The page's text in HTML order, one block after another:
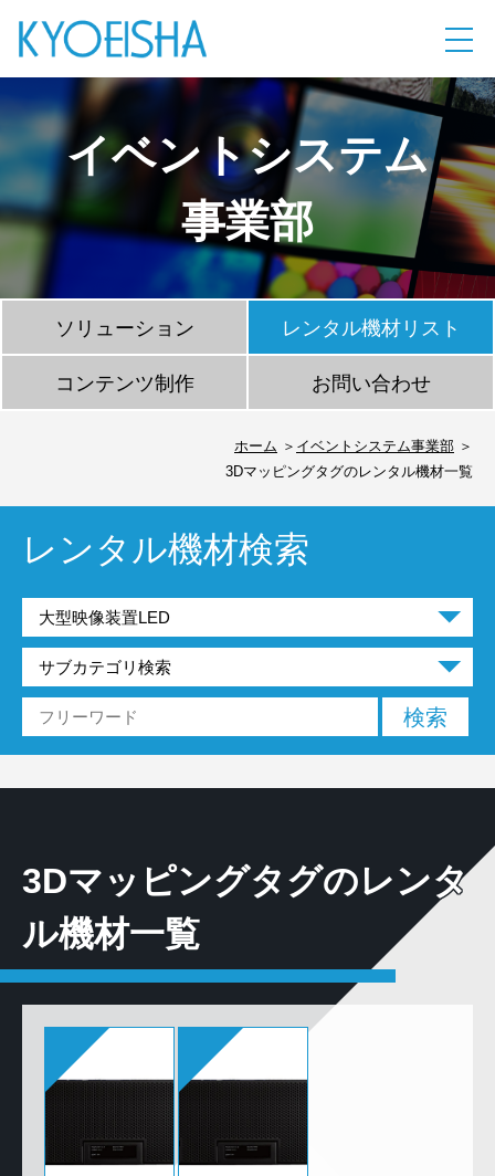
イベントシステム
事業部
ソリューション レンタル機材リスト
コンテンツ制作 お問い合わせ
ホーム
イベントシステム事業部
3Dマッピングタグのレンタル機材一覧
レンタル機材検索
3Dマッピングタグのレンタ
ル機材一覧